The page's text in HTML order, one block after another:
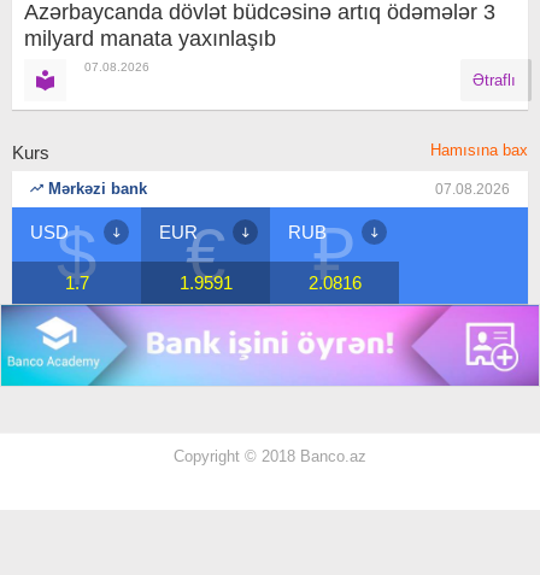
Azərbaycanda dövlət büdcəsinə artıq ödəmələr 3
milyard manata yaxınlaşıb
07.08.2026
Ətraflı
Kurs Hamısına bax
Mərkəzi bank 07.08.2026
$
USD
1.7 €
EUR
1.9591 ₽
RUB
2.0816
Copyright © 2018 Banco.az